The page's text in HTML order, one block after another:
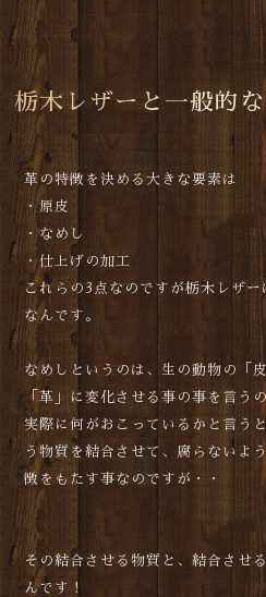
栃木レザーと一般的
革の特徴を決める大きな要素は
・原皮
・なめし
・仕上げの加工
これらの3点なのですが栃木レザ
なんです。
なめしというのは、生の動物の「
「革」に変化させる事の事を言う
実際に何がおこっているかと言う
う物質を結合させて、腐らないよ
徴をもたす事なのですが・・
その結合させる物質と、結合させ
んです！